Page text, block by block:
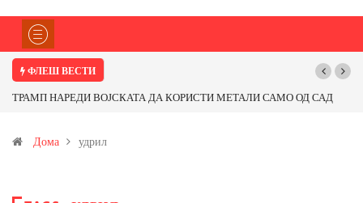
ФЛЕШ ВЕСТИ
Почнува реконструкцијата на улицата „5-ти Ноември“ во Струмица
Дома удрил